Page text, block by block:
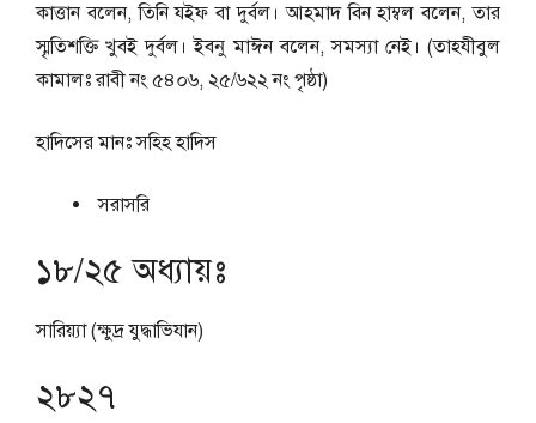
কাত্তান বলেন, তিনি যইফ বা দুর্বল। আহমাদ বিন হাম্বল বলেন, তার
স্মৃতিশক্তি খুবই দুর্বল। ইবনু মাঈন বলেন, সমস্যা নেই। (তাহযীবুল
কামালঃ রাবী নং ৫৪০৬, ২৫/৬২২ নং পৃষ্ঠা)
হাদিসের মানঃসহিহ হাদিস
সরাসরি
১৮/২৫ অধ্যায়ঃ
সারিয়্যা (ক্ষুদ্র যুদ্ধাভিযান)
২৮২৭